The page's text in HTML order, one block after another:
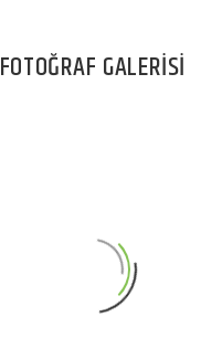
FOTOĞRAF GALERİSİ